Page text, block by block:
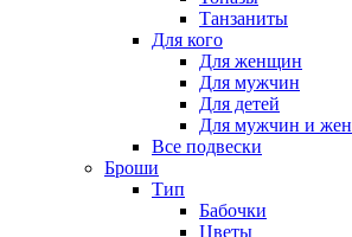
Танзаниты
Для кого
Для женщин
Для мужчин
Для детей
Для мужчин и
Все подвески
Броши
Тип
Бабочки
Цветы